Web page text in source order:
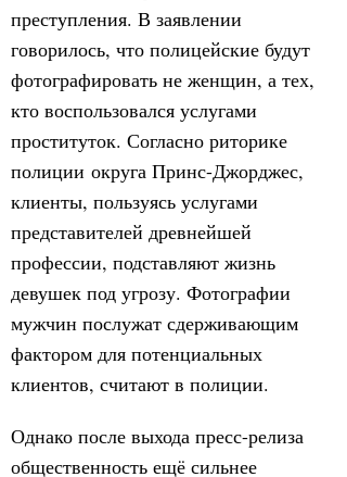
преступления. В заявлении
говорилось, что полицейские будут
фотографировать не женщин, а тех,
кто воспользовался услугами
проституток. Согласно риторике
полиции округа Принс-Джорджес,
клиенты, пользуясь услугами
представителей древнейшей
профессии, подставляют жизнь
девушек под угрозу. Фотографии
мужчин послужат сдерживающим
фактором для потенциальных
клиентов, считают в полиции.
Однако после выхода пресс-релиза
общественность ещё сильнее